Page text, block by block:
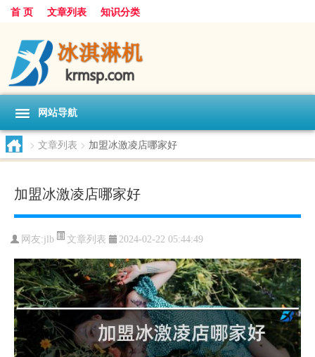
首 页 文章列表 知识分类
网站导航
> 文章列表 > 加盟冰激凌店哪家好
加盟冰激凌店哪家好
网友:jlb 文章列表 2024-02-22 05:44:49